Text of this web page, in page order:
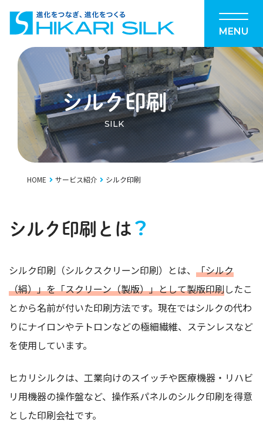
シルク印刷
SILK
HOME サービス紹介 シルク印刷
シルク印刷とは ?
シルク印刷（シルクスクリーン印刷）とは、 「シルク
（絹）」を「スクリーン（製版）」として製版印刷したこ
とから名前が付いた印刷方法です。現在ではシルクの代わ
りにナイロンやテトロンなどの極細繊維、ステンレスなど
を使用しています。
ヒカリシルクは、工業向けのスイッチや医療機器・リハビ
リ用機器の操作盤など、操作系パネルのシルク印刷を得意
とした印刷会社です。
MENU